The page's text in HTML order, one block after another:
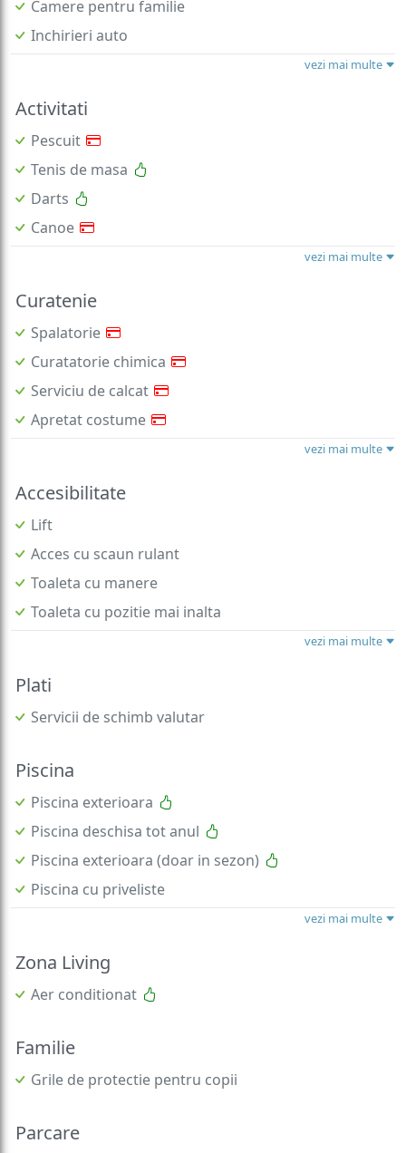
Camere pentru familie
Inchirieri auto
vezi mai multe
Activitati
Pescuit
Tenis de masa
Darts
Canoe
vezi mai multe
Curatenie
Spalatorie
Curatatorie chimica
Serviciu de calcat
Apretat costume
vezi mai multe
Accesibilitate
Lift
Acces cu scaun rulant
Toaleta cu manere
Toaleta cu pozitie mai inalta
vezi mai multe
Plati
Servicii de schimb valutar
Piscina
Piscina exterioara
Piscina deschisa tot anul
Piscina exterioara (doar in sezon)
Piscina cu priveliste
vezi mai multe
Zona Living
Aer conditionat
Familie
Grile de protectie pentru copii
Parcare